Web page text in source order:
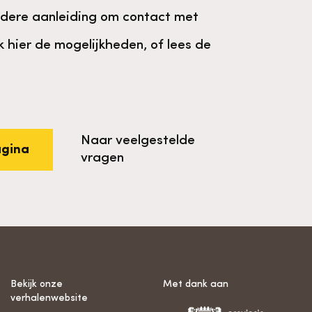
aanleiding om contact met
hier de mogelijkheden, of lees de
Naar veelgestelde
vragen
Bekijk onze
verhalenwebsite
Met dank aan